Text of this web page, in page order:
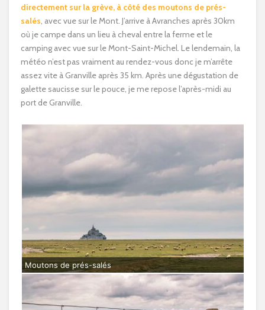
directement sur la grève, à côté des moutons de prés-
salés, avec vue sur le Mont. J’arrive à Avranches après 30km
où je campe dans un lieu à cheval entre la ferme et le
camping avec vue sur le Mont-Saint-Michel. Le lendemain, la
météo n’est pas vraiment au rendez-vous donc je m’arrête
assez vite à Granville après 35 km. Après une dégustation de
galette saucisse sur le pouce, je me repose l’après-midi au
port de Granville.
Moutons de prés-salés